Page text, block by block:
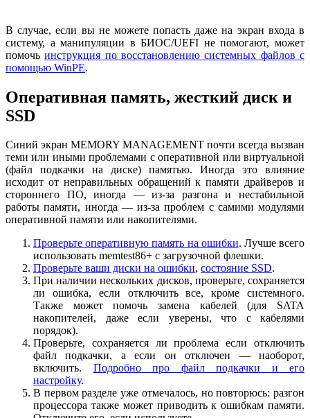
В случае, если вы не можете попасть даже на экран входа в
систему, а манипуляции в БИОС/UEFI не помогают, может
помочьинструкция по восстановлению системных файлов с
помощью WinPE.
Оперативная память, жесткий диск и
SSD
Синий экран MEMORY MANAGEMENT почти всегда вызван
теми или иными проблемами с оперативной или виртуальной
(файл подкачки на диске) памятью. Иногда это влияние
исходит от неправильных обращений к памяти драйверов и
стороннего ПО, иногда — из-за разгона и нестабильной
работы памяти, иногда — из-за проблем с самими модулями
оперативной памяти или накопителями.
Проверьте оперативную память на ошибки. Лучше всего
использовать memtest86+ с загрузочной флешки.
Проверьте ваши диски на ошибки, состояние SSD.
При наличии нескольких дисков, проверьте, сохраняется
ли ошибка, если отключить все, кроме системного.
Также может помочь замена кабелей (для SATA
накопителей, даже если уверены, что с кабелями
порядок).
Проверьте, сохраняется ли проблема если отключить
файл подкачки, а если он отключен — наоборот,
включить. Подробно про файл подкачки и его
настройку.
В первом разделе уже отмечалось, но повторюсь: разгон
процессора также может приводить к ошибкам памяти.